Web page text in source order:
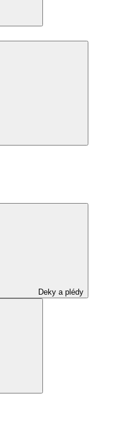
Deky a plédy